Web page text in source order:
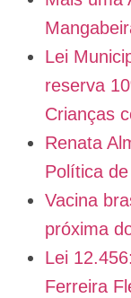
Lei
reserva
Crianças
Renata
Política
Vacina
próxima
Lei
Ferreira